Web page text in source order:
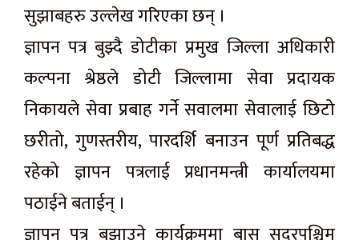
सुझाबहरु उल्लेख गरिएका छन् ।
ज्ञापन पत्र बुझ्दै डोटीका प्रमुख जिल्ला अधिकारी
कल्पना श्रेष्ठले डोटी जिल्लामा सेवा प्रदायक
निकायले सेवा प्रबाह गर्ने सवालमा सेवालाई छिटो
छरीतो, गुणस्तरीय, पारदर्शि बनाउन पूर्ण प्रतिबद्ध
रहेको ज्ञापन पत्रलाई प्रधानमन्त्री कार्यालयमा
पठाईने बताईन् ।